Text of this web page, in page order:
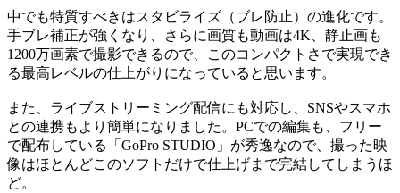
中でも特質すべきはスタビライズ（ブレ防止）の進化です。
手ブレ補正が強くなり、さらに画質も動画は4K、静止画も
1200万画素で撮影できるので、このコンパクトさで実現でき
る最高レベルの仕上がりになっていると思います。
また、ライブストリーミング配信にも対応し、SNSやスマホ
との連携もより簡単になりました。PCでの編集も、フリー
で配布している「GoPro STUDIO」が秀逸なので、撮った映
像はほとんどこのソフトだけで仕上げまで完結してしまうほ
ど。